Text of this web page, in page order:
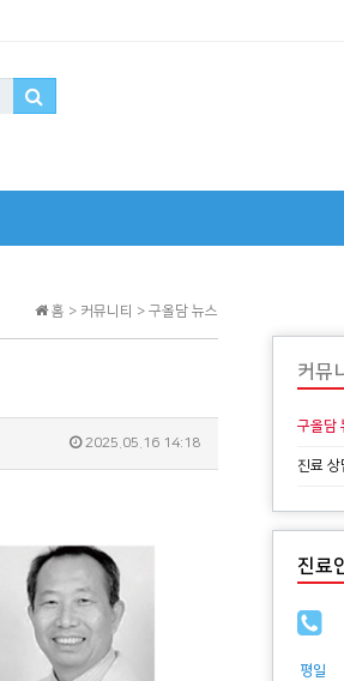
홈 > 커뮤니티 > 구올담 뉴스
2025.05.16 14:18
커뮤
구올담
진료 상
진료
평일